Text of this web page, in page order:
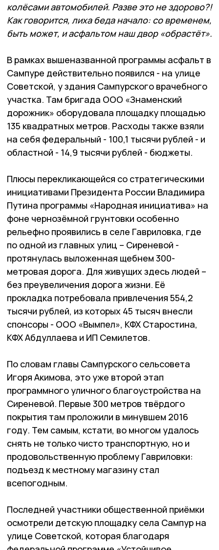
колёсами автомобилей. Разве это не здорово?!
Как говорится, лиха беда начало: со временем,
быть может, и асфальтом наш двор «обрастёт».
В рамках вышеназванной программы асфальт в
Сампуре действительно появился - на улице
Советской, у здания Сампурского врачебного
участка. Там бригада ООО «Знаменский
дорожник» оборудовала площадку площадью
135 квадратных метров. Расходы также взяли
на себя федеральный - 100,1 тысячи рублей - и
областной - 14,9 тысячи рублей - бюджеты.
Плюсы перекликающейся со стратегическими
инициативами Президента России Владимира
Путина программы «Народная инициатива» на
фоне чернозёмной грунтовки особенно
рельефно проявились в селе Гавриловка, где
по одной из главных улиц – Сиреневой -
протянулась выложенная щебнем 300-
метровая дорога. Для живущих здесь людей –
без преувеличения дорога жизни. Её
прокладка потребовала привлечения 554,2
тысячи рублей, из которых 45 тысяч внесли
спонсоры - ООО «Вымпел», КФХ Старостина,
КФХ Абдуллаева и ИП Семилетов.
По словам главы Сампурского сельсовета
Игоря Акимова, это уже второй этап
программного уличного благоустройства на
Сиреневой. Первые 300 метров твёрдого
покрытия там проложили в минувшем 2016
году. Тем самым, кстати, во многом удалось
снять не только чисто транспортную, но и
продовольственную проблему Гавриловки:
подъезд к местному магазину стал
всепогодным.
Последней участники общественной приёмки
осмотрели детскую площадку села Сампур на
улице Советской, которая благодаря